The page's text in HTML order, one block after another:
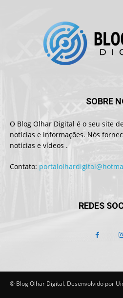
SOBRE
O Blog Olhar Digital é o seu site
notícias e informações. Nós
notícias e vídeos .
Contato:
REDES
© Blog Olhar Digital. Desenvolvido por